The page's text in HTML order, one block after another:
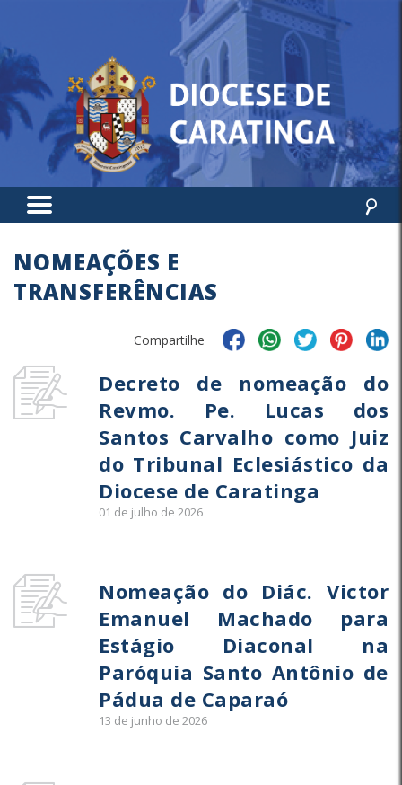
NOMEAÇÕES E
TRANSFERÊNCIAS
Compartilhe
Decreto de nomeação do
Revmo. Pe. Lucas dos
Santos Carvalho como Juiz
do Tribunal Eclesiástico da
Diocese de Caratinga
01 de julho de 2026
Nomeação do Diác. Victor
Emanuel Machado para
Estágio Diaconal na
Paróquia Santo Antônio de
Pádua de Caparaó
13 de junho de 2026